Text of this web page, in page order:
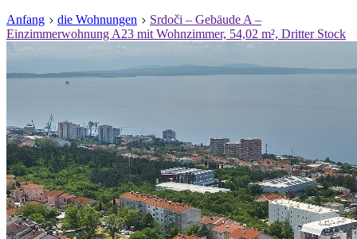
Anfang
die Wohnungen
Srdoči – Gebäude A –
Einzimmerwohnung A23 mit Wohnzimmer, 54,02 m², Dritter Stock